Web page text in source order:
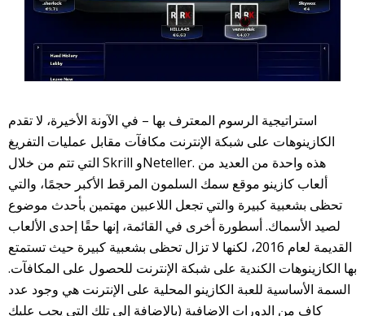
استراتيجية الرسوم المعترف بها – في الآونة الأخيرة، لا تقدم
الكازينوهات على شبكة الإنترنت مكافآت مقابل عمليات التفريغ
التي تتم من خلال Skrill وNeteller. هذه واحدة من العديد من
ألعاب كازينو موقع سمك السلمون المرقط الأكبر حجمًا، والتي
تحظى بشعبية كبيرة والتي تجعل اللاعبين مهتمين بأحدث موضوع
لصيد الأسماك. أسطورة أخرى في القائمة، إنها حقًا إحدى الألعاب
القديمة لعام 2016، لكنها لا تزال تحظى بشعبية كبيرة حيث تستمتع
بها الكازينوهات الكندية على شبكة الإنترنت للحصول على المكافآت.
السمة الأساسية للعبة الكازينو المحلية على الإنترنت هي وجود عدد
كافٍ من الدورات الإضافية (بالإضافة إلى تلك التي يجب عليك